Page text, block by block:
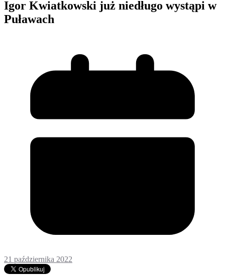
Igor Kwiatkowski już niedługo wystąpi w
Puławach
21 października 2022